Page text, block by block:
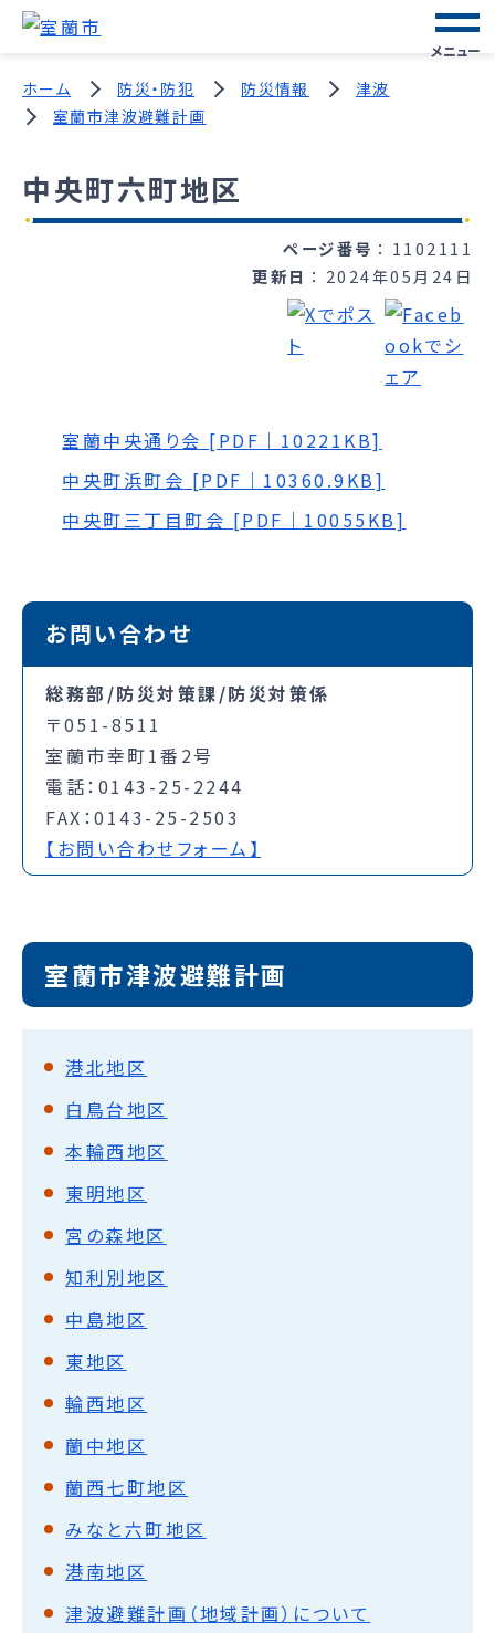
メニュー
ホーム 防災・防犯 防災情報
津波
室蘭市津波避難計画
中央町六町地区
ページ番号
1102111
更新日
2024年05月24日
室蘭中央通り会 [PDF｜10221KB]
中央町浜町会 [PDF｜10360.9KB]
中央町三丁目町会 [PDF｜10055KB]
お問い合わせ
総務部/防災対策課/防災対策係
〒051-8511
室蘭市幸町1番2号
電話：0143-25-2244
FAX：0143-25-2503
【お問い合わせフォーム】
室蘭市津波避難計画
港北地区
白鳥台地区
本輪西地区
東明地区
宮の森地区
知利別地区
中島地区
東地区
輪西地区
蘭中地区
蘭西七町地区
みなと六町地区
港南地区
津波避難計画（地域計画）について